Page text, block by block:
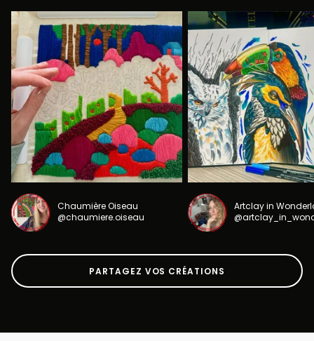
Chaumière Oiseau
@chaumiere.oiseau
Artclay in
PARTAGEZ VOS CRÉATIONS